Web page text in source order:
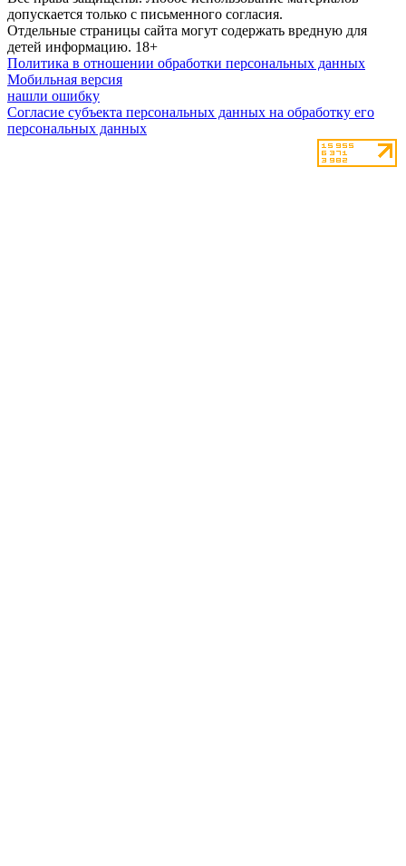
допускается только с письменного согласия.
Отдельные страницы сайта могут содержать вредную для
детей информацию. 18+
Политика в отношении обработки персональных данных
Мобильная версия
нашли ошибку
Согласие субъекта персональных данных на обработку его
персональных данных